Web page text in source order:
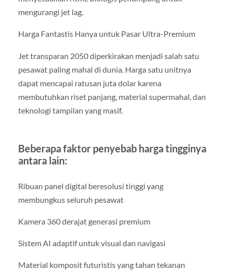
mengurangi jet lag.
Harga Fantastis Hanya untuk Pasar Ultra-Premium
Jet transparan 2050 diperkirakan menjadi salah satu
pesawat paling mahal di dunia. Harga satu unitnya
dapat mencapai ratusan juta dolar karena
membutuhkan riset panjang, material supermahal, dan
teknologi tampilan yang masif.
Beberapa faktor penyebab harga tingginya
antara lain:
Ribuan panel digital beresolusi tinggi yang
membungkus seluruh pesawat
Kamera 360 derajat generasi premium
Sistem AI adaptif untuk visual dan navigasi
Material komposit futuristis yang tahan tekanan